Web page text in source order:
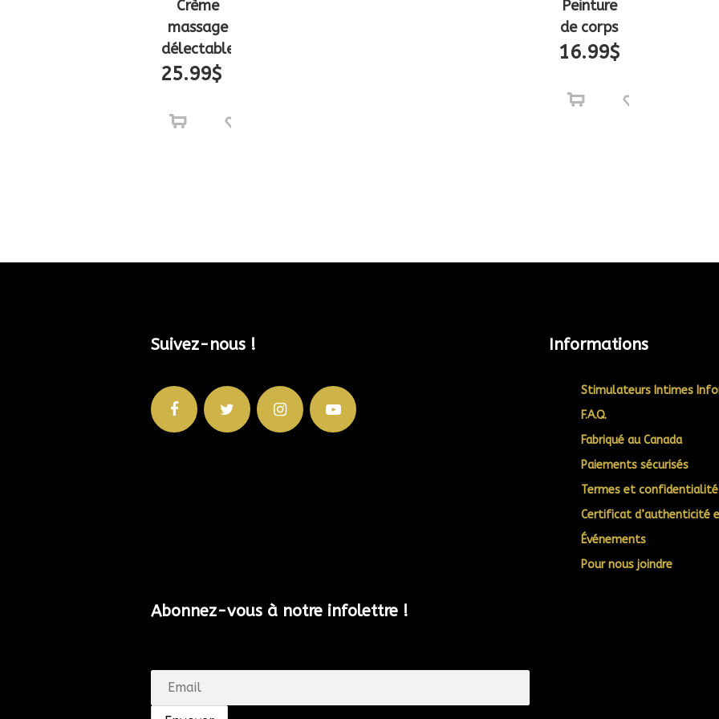
Crème
massage
délectable
25.99$
Peinture
de corps
16.99$
Suivez-nous ! Informations
Stimulateurs Intimes
F.A.Q.
Fabriqué au Canada
Paiements sécurisés
Termes et confidentialité
Certificat d’authenticité
Événements
Pour nous joindre
Abonnez-vous à notre infolettre !